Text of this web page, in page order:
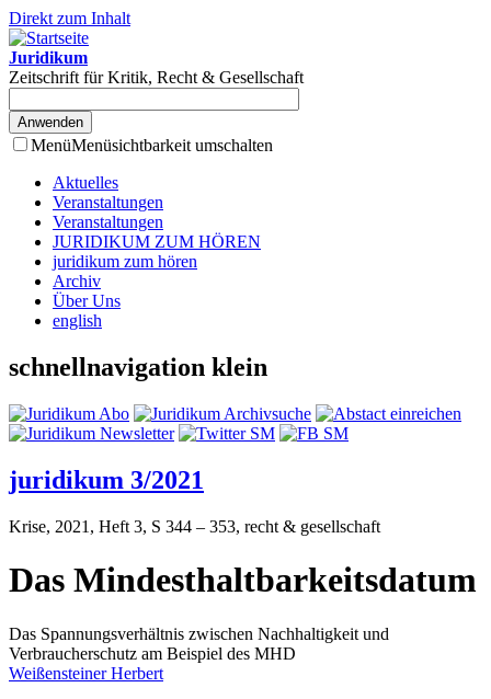
Direkt zum Inhalt
Juridikum
Zeitschrift für Kritik, Recht & Gesellschaft
MenüMenüsichtbarkeit umschalten
Aktuelles
Veranstaltungen
Veranstaltungen
JURIDIKUM ZUM HÖREN
juridikum zum hören
Archiv
Über Uns
english
schnellnavigation klein
juridikum 3/2021
Krise, 2021, Heft 3, S 344 – 353, recht & gesellschaft
Das Mindesthaltbarkeitsdatum
Das Spannungsverhältnis zwischen Nachhaltigkeit und
Verbraucherschutz am Beispiel des MHD
Weißensteiner Herbert